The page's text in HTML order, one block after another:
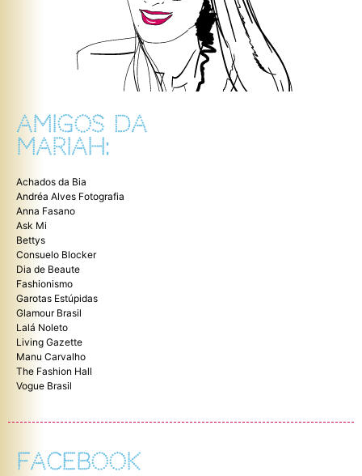
AMIGOS DA
MARIAH:
Achados da Bia
Andréa Alves Fotografia
Anna Fasano
Ask Mi
Bettys
Consuelo Blocker
Dia de Beaute
Fashionismo
Garotas Estúpidas
Glamour Brasil
Lalá Noleto
Living Gazette
Manu Carvalho
The Fashion Hall
Vogue Brasil
FACEBOOK